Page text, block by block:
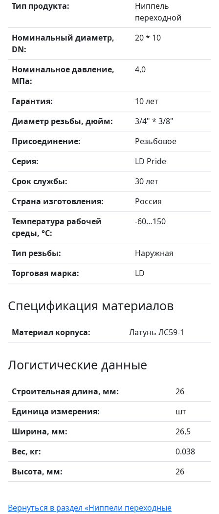
Тип продукта:
Ниппель
переходной
Номинальный диаметр,
DN:
20 * 10
Номинальное давление,
МПа:
4,0
Гарантия:
10 лет
Диаметр резьбы, дюйм:
3/4" * 3/8"
Присоединение:
Резьбовое
Серия:
LD Pride
Срок службы:
30 лет
Страна изготовления:
Россия
Температура рабочей
среды, °С:
-60…150
Тип резьбы:
Наружная
Торговая марка:
LD
Спецификация материалов
Материал корпуса: Латунь ЛС59-1
Логистические данные
Строительная длина, мм:
26
Единица измерения:
шт
Ширина, мм:
26,5
Вес, кг:
0.038
Высота, мм:
26
Вернуться в раздел «Ниппели переходные